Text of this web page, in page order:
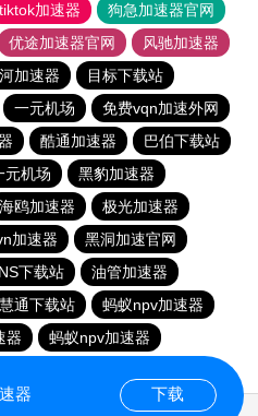
tiktok加速器
狗急加速器官网
优途加速器官网
风驰加速器
加速器
目标下载站
一元机场
免费vqn加速外网
酷通加速器
巴伯下载站
元机场
黑豹加速器
海鸥加速器
极光加速器
加速器
黑洞加速官网
下载站
油管加速器
慧通下载站
蚂蚁npv加速器
器
蚂蚁npv加速器
器 下载